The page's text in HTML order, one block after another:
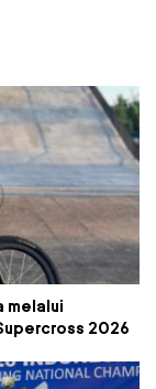
melalui
2026